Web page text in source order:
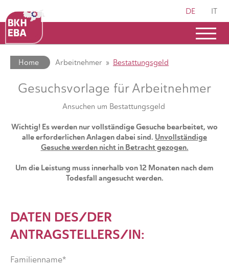
DE IT
Home Arbeitnehmer Bestattungsgeld
Gesuchsvorlage für Arbeitnehmer
Ansuchen um Bestattungsgeld
Wichtig! Es werden nur vollständige Gesuche bearbeitet, wo
alle erforderlichen Anlagen dabei sind. Unvollständige
Gesuche werden nicht in Betracht gezogen.
Um die Leistung muss innerhalb von 12 Monaten nach dem
Todesfall angesucht werden.
DATEN DES/DER
ANTRAGSTELLERS/IN:
Familienname*